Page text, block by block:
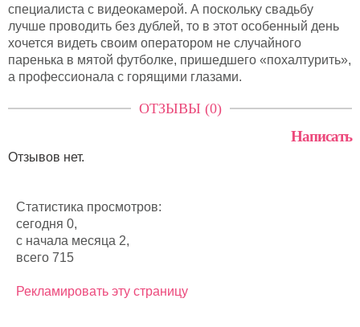
специалиста с видеокамерой. А поскольку свадьбу
лучше проводить без дублей, то в этот особенный день
хочется видеть своим оператором не случайного
паренька в мятой футболке, пришедшего «похалтурить»,
а профессионала с горящими глазами.
ОТЗЫВЫ (0)
Написать
Отзывов нет.
Статистика просмотров:
сегодня 0,
с начала месяца 2,
всего 715
Рекламировать эту страницу